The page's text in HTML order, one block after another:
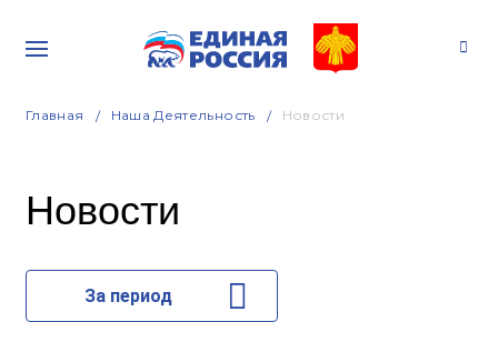
Главная Наша Деятельность Новости
Новости
За период